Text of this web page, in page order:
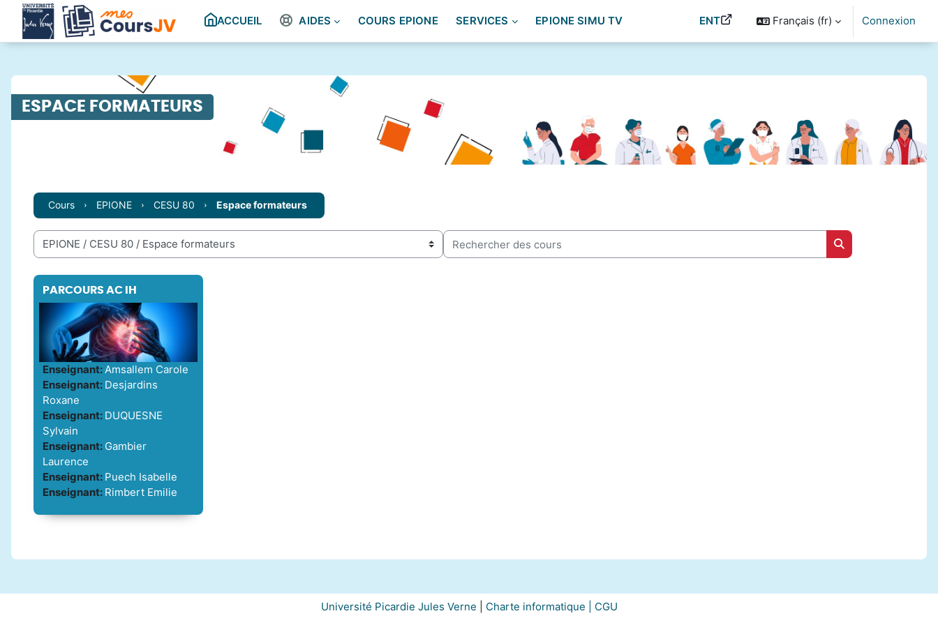
Passer au contenu principal
ACCUEIL
AIDES ENT
COURS EPIONE SERVICES EPIONE SIMU TV Français ‎(fr)‎ Connexion
ESPACE FORMATEURS
Cours EPIONE CESU 80 Espace formateurs
Catégories de cours
Rechercher des cours
Rechercher des
PARCOURS AC IH
Enseignant:Amsallem Carole
Enseignant: Desjardins
Roxane
Enseignant: DUQUESNE
Sylvain
Enseignant: Gambier
Laurence
Enseignant: Puech Isabelle
Enseignant: Rimbert Emilie
Université Picardie Jules Verne Charte informatique | CGU